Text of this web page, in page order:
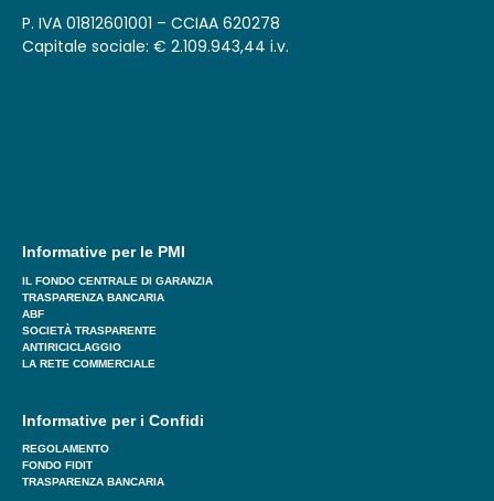
P. IVA 01812601001 – CCIAA 620278
Capitale sociale: € 2.109.943,44 i.v.
Informative per le PMI
IL FONDO CENTRALE DI GARANZIA
TRASPARENZA BANCARIA
ABF
SOCIETÀ TRASPARENTE
ANTIRICICLAGGIO
LA RETE COMMERCIALE
Informative per i Confidi
REGOLAMENTO
FONDO FIDIT
TRASPARENZA BANCARIA